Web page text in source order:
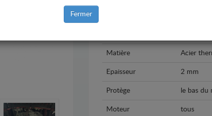
Matière Acier
Epaisseur 2 mm
Protège le bas du
Moteur tous
Fermer